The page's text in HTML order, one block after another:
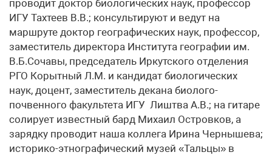
проводит доктор биологических наук, профессор
ИГУ Тахтеев В.В.; консультируют и ведут на
маршруте доктор географических наук, профессор,
заместитель директора Института географии им.
В.Б.Сочавы, председатель Иркутского отделения
РГО Корытный Л.М. и кандидат биологических
наук, доцент, заместитель декана биолого-
почвенного факультета ИГУ Лиштва А.В.; на гитаре
солирует известный бард Михаил Островков, а
зарядку проводит наша коллега Ирина Чернышева;
историко-этнографический музей «Тальцы» в